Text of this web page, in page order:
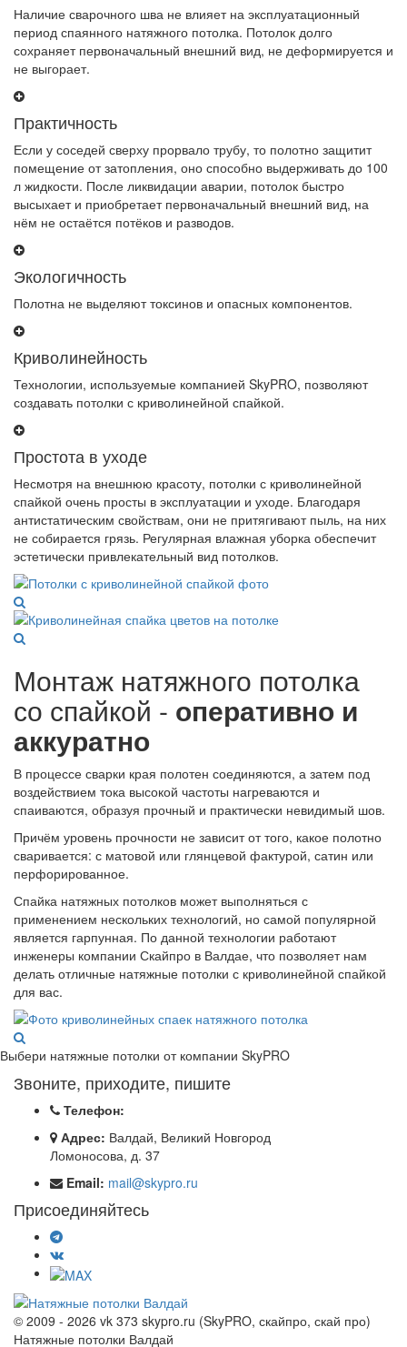
Наличие сварочного шва не влияет на эксплуатационный
период спаянного натяжного потолка. Потолок долго
сохраняет первоначальный внешний вид, не деформируется и
не выгорает.
Практичность
Если у соседей сверху прорвало трубу, то полотно защитит
помещение от затопления, оно способно выдерживать до 100
л жидкости. После ликвидации аварии, потолок быстро
высыхает и приобретает первоначальный внешний вид, на
нём не остаётся потёков и разводов.
Экологичность
Полотна не выделяют токсинов и опасных компонентов.
Криволинейность
Технологии, используемые компанией SkyPRO, позволяют
создавать потолки с криволинейной спайкой.
Простота в уходе
Несмотря на внешнюю красоту, потолки с криволинейной
спайкой очень просты в эксплуатации и уходе. Благодаря
антистатическим свойствам, они не притягивают пыль, на них
не собирается грязь. Регулярная влажная уборка обеспечит
эстетически привлекательный вид потолков.
Монтаж натяжного потолка
со спайкой - оперативно и
аккуратно
В процессе сварки края полотен соединяются, а затем под
воздействием тока высокой частоты нагреваются и
спаиваются, образуя прочный и практически невидимый шов.
Причём уровень прочности не зависит от того, какое полотно
сваривается: с матовой или глянцевой фактурой, сатин или
перфорированное.
Спайка натяжных потолков может выполняться с
применением нескольких технологий, но самой популярной
является гарпунная. По данной технологии работают
инженеры компании Скайпро в Валдае, что позволяет нам
делать отличные натяжные потолки с криволинейной спайкой
для вас.
Выбери натяжные потолки от компании SkyPRO
Звоните, приходите, пишите
Телефон:
Адрес: Валдай, Великий Новгород
Ломоносова, д. 37
Email: mail@skypro.ru
Присоединяйтесь
© 2009 - 2026 vk 373 skypro.ru (SkyPRO, скайпро, скай про)
Натяжные потолки Валдай